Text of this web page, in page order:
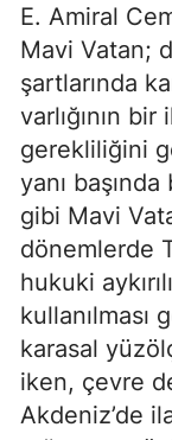
E. Amiral
Mavi Vatan;
şartlarında
varlığının
gerekliliğini
yanı
gibi Mavi
dönemlerde
hukuki
kullanılması
karasal
iken, çevre
Akdeniz’de